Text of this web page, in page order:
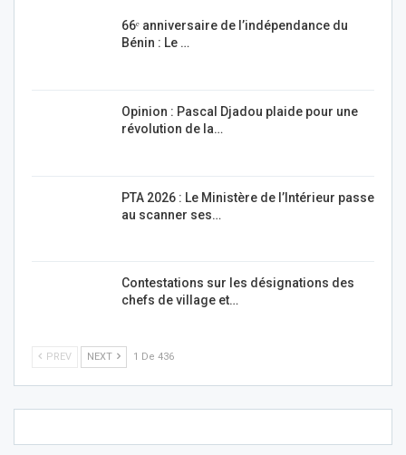
66ᵉ anniversaire de l’indépendance du
Bénin : Le …
Opinion : Pascal Djadou plaide pour une
révolution de la…
PTA 2026 : Le Ministère de l’Intérieur passe
au scanner ses…
Contestations sur les désignations des
chefs de village et…
PREV NEXT 1 De 436